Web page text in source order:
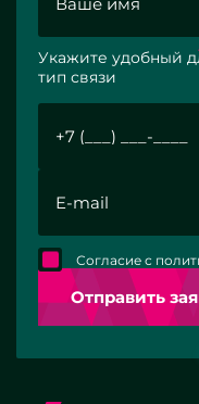
Укажите удобный
тип связи
Отправить
Согласие с